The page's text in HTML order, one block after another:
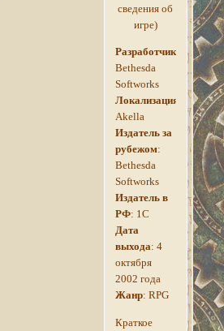
сведения об
игре)
Разработчик
Bethesda
Softworks
Локализация
Akella
Издатель за
рубежом:
Bethesda
Softworks
Издатель в
РФ: 1C
Дата
выхода: 4
октября
2002 года
Жанр: RPG
Краткое